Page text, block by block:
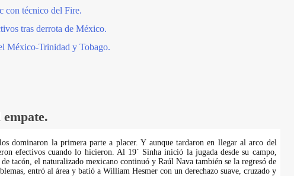
con técnico del Fire.
tras derrota de México.
México-Trinidad y Tobago.
dominaron la primera parte a placer. Y aunque tardaron en llegar al arco del
efectivos cuando lo hicieron. Al 19´ Sinha inició la jugada desde su campo,
tacón, el naturalizado mexicano continuó y Raúl Nava también se la regresó de
entró al área y batió a William Hesmer con un derechazo suave, cruzado y